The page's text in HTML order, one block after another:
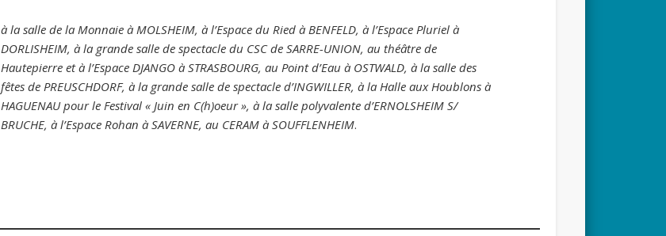
à la salle de la Monnaie à MOLSHEIM, à l’Espace du Ried à BENFELD, à l’Espace Pluriel à
DORLISHEIM, à la grande salle de spectacle du CSC de SARRE-UNION, au théâtre de
Hautepierre et à l’Espace DJANGO à STRASBOURG, au Point d’Eau à OSTWALD, à la salle des
fêtes de PREUSCHDORF, à la grande salle de spectacle d’INGWILLER, à la Halle aux Houblons à
HAGUENAU pour le Festival « Juin en C(h)oeur », à la salle polyvalente d’ERNOLSHEIM S/
BRUCHE, à l’Espace Rohan à SAVERNE, au CERAM à SOUFFLENHEIM.